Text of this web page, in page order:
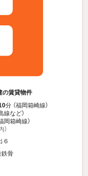
の賃貸物件
分 （福岡箱崎線）
線など）
岡箱崎線）
）
６
鉄骨